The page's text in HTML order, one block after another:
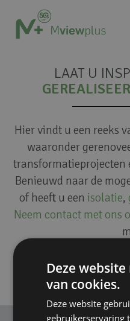
LAAT U
Hier vindt u een reeks
waaronder
transformatieprojecten
Benieuwd naar de
of heeft u een isolatie,
Neem contact met ons
Deze
van cookies.
Deze website
gebruikerservaring